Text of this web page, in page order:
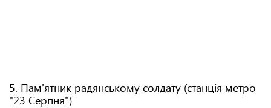
5. Пам'ятник радянському солдату (станція метро
"23 Серпня")